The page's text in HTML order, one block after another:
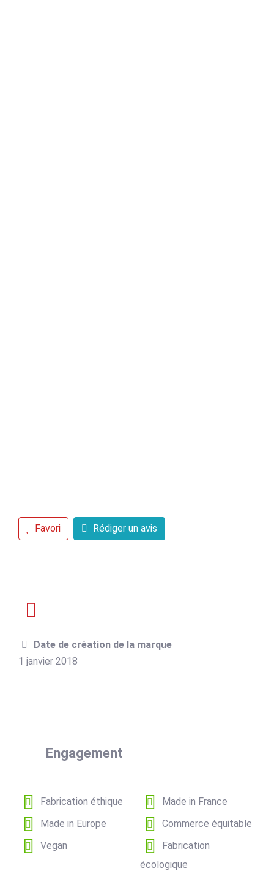
Favori Rédiger un avis
Date de création de la marque
1 janvier 2018
Engagement
Fabrication éthique
Made in France
Made in Europe
Commerce équitable
Vegan
Fabrication
écologique